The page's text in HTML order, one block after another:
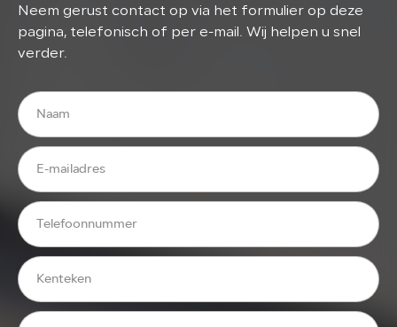
Neem gerust contact op via het formulier op deze
pagina, telefonisch of per e-mail. Wij helpen u snel
verder.